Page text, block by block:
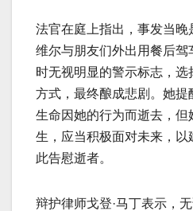
法官在庭上指出，事发当
维尔与朋友们外出用餐后驾
时无视明显的警示标志，
方式，最终酿成悲剧。她提
生命因她的行为而逝去，但
生，应当积极面对未来，以
此告慰逝者。
辩护律师戈登·马丁表示，